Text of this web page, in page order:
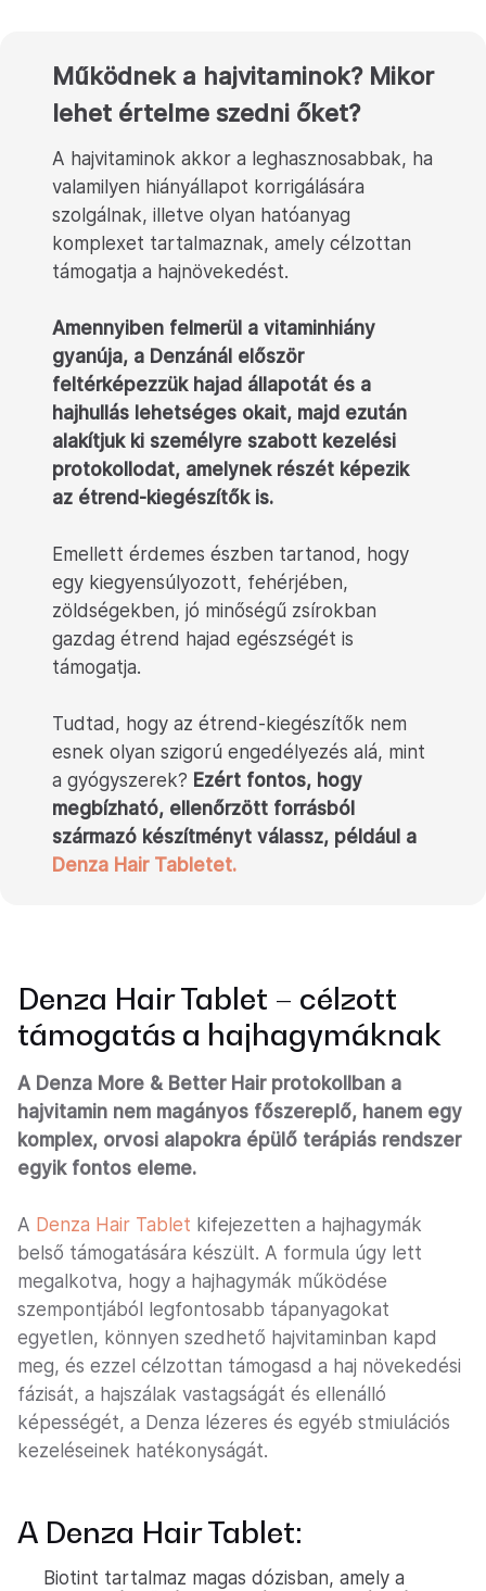
Működnek a hajvitaminok? Mikor
lehet értelme szedni őket?
A hajvitaminok akkor a leghasznosabbak, ha
valamilyen hiányállapot korrigálására
szolgálnak, illetve olyan hatóanyag
komplexet tartalmaznak, amely célzottan
támogatja a hajnövekedést.
Amennyiben felmerül a vitaminhiány
gyanúja, a Denzánál először
feltérképezzük hajad állapotát és a
hajhullás lehetséges okait, majd ezután
alakítjuk ki személyre szabott kezelési
protokollodat, amelynek részét képezik
az étrend-kiegészítők is.
Emellett érdemes észben tartanod, hogy
egy kiegyensúlyozott, fehérjében,
zöldségekben, jó minőségű zsírokban
gazdag étrend hajad egészségét is
támogatja.
Tudtad, hogy az étrend-kiegészítők nem
esnek olyan szigorú engedélyezés alá, mint
a gyógyszerek? Ezért fontos, hogy
megbízható, ellenőrzött forrásból
származó készítményt válassz, például a
Denza Hair Tabletet.
Denza Hair Tablet – célzott
támogatás a hajhagymáknak
A Denza More & Better Hair protokollban a
hajvitamin nem magányos főszereplő, hanem egy
komplex, orvosi alapokra épülő terápiás rendszer
egyik fontos eleme.
A Denza Hair Tablet kifejezetten a hajhagymák
belső támogatására készült. A formula úgy lett
megalkotva, hogy a hajhagymák működése
szempontjából legfontosabb tápanyagokat
egyetlen, könnyen szedhető hajvitaminban kapd
meg, és ezzel célzottan támogasd a haj növekedési
fázisát, a hajszálak vastagságát és ellenálló
képességét, a Denza lézeres és egyéb stmiulációs
kezeléseinek hatékonyságát.
A Denza Hair Tablet:
Biotint tartalmaz magas dózisban, amely a